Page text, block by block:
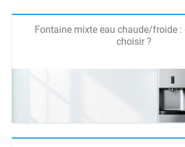
Fontaine mixte eau chaude/froide
choisir ?